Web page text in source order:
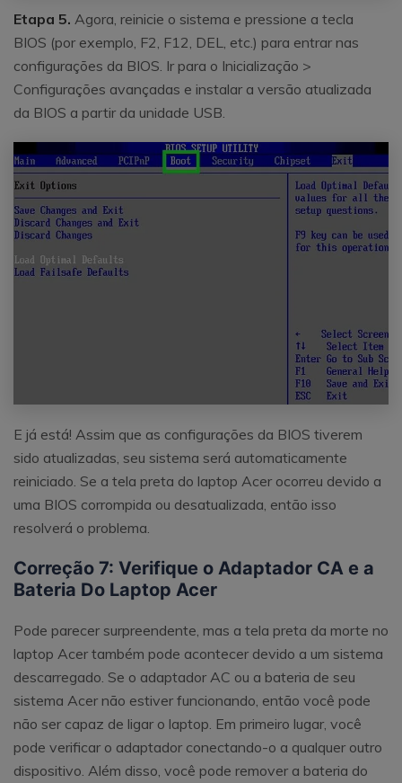
Etapa 5. Agora, reinicie o sistema e pressione a tecla
BIOS (por exemplo, F2, F12, DEL, etc.) para entrar nas
configurações da BIOS. Ir para o Inicialização >
Configurações avançadas e instalar a versão atualizada
da BIOS a partir da unidade USB.
E já está! Assim que as configurações da BIOS tiverem
sido atualizadas, seu sistema será automaticamente
reiniciado. Se a tela preta do laptop Acer ocorreu devido a
uma BIOS corrompida ou desatualizada, então isso
resolverá o problema.
Correção 7: Verifique o Adaptador CA e a
Bateria Do Laptop Acer
Pode parecer surpreendente, mas a tela preta da morte no
laptop Acer também pode acontecer devido a um sistema
descarregado. Se o adaptador AC ou a bateria de seu
sistema Acer não estiver funcionando, então você pode
não ser capaz de ligar o laptop. Em primeiro lugar, você
pode verificar o adaptador conectando-o a qualquer outro
dispositivo. Além disso, você pode remover a bateria do